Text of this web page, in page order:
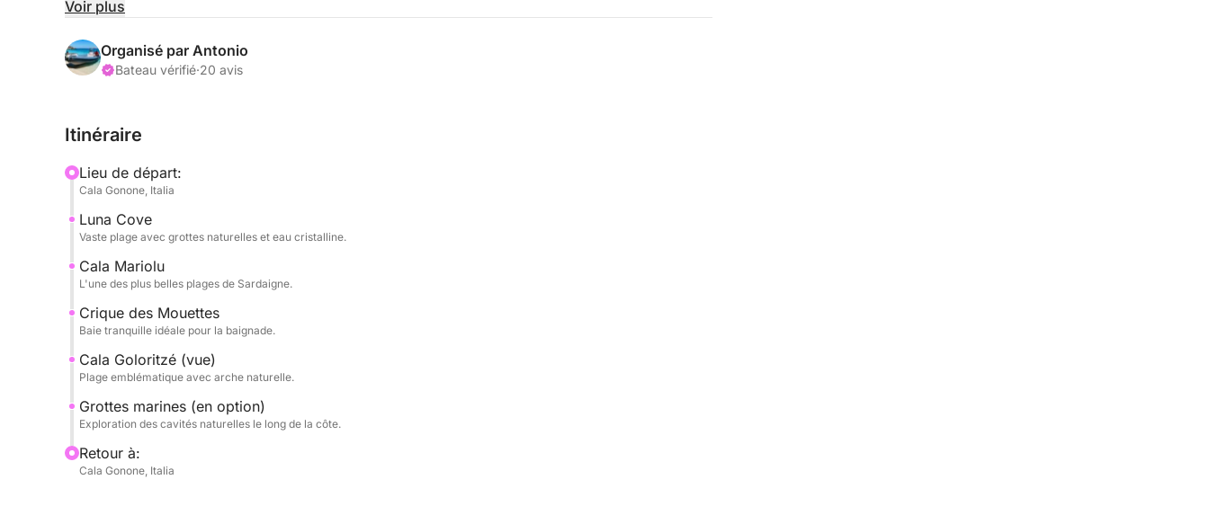
Vous naviguerez le long d'une côte sauvage et préservée, caractérisée par de hautes falaises,
emblématiques telles que Cala Luna, Cala Mariolu, Cala dei Gabbiani et Cala Goloritzé, de
véritables paradis naturels accessibles principalement par la mer.
pour la baignade et la plongée avec tuba. La clarté de la mer et des fonds marins fait de
Tout au long de la journée, vous aurez tout le loisir de vous détendre, de bronzer et d'admirer
le paysage à votre guise, au cœur d'un cadre naturel exceptionnel.
Parfaite pour les couples, les familles ou les groupes d'amis, cette excursion est la façon
idéale de découvrir le golfe d'Orosei sous un angle privilégié.
Réservez dès maintenant sur Click&Boat et découvrez Cala Gonone depuis la mer.
Voir plus
Organisé par Antonio
Bateau vérifié·20 avis
Itinéraire
Lieu de départ:
Cala Gonone, Italia
Luna Cove
Vaste plage avec grottes naturelles et eau cristalline.
Cala Mariolu
L'une des plus belles plages de Sardaigne.
Crique des Mouettes
Baie tranquille idéale pour la baignade.
Cala Goloritzé (vue)
Plage emblématique avec arche naturelle.
Grottes marines (en option)
Exploration des cavités naturelles le long de la côte.
Retour à:
Cala Gonone, Italia